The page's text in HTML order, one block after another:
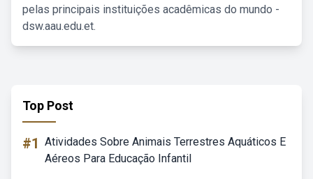
pelas principais instituições acadêmicas do mundo -
dsw.aau.edu.et.
Top Post
#1 Atividades Sobre Animais Terrestres Aquáticos E
Aéreos Para Educação Infantil